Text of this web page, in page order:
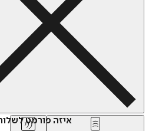
איזה פורמט לשלוח